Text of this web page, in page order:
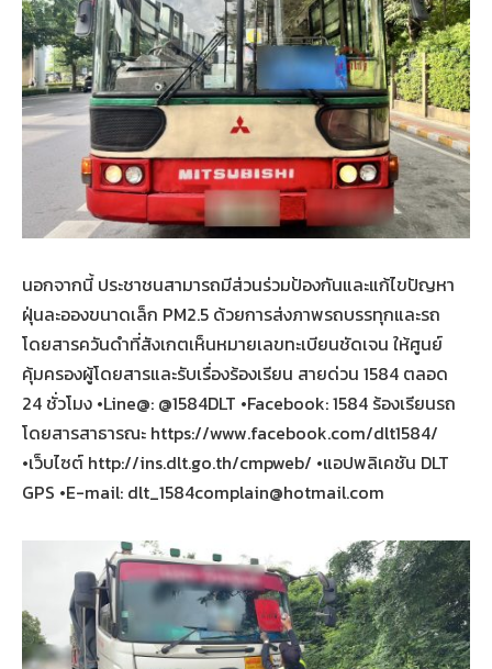
นอกจากนี้ ประชาชนสามารถมีส่วนร่วมป้องกันและแก้ไขปัญหา
ฝุ่นละอองขนาดเล็ก PM2.5 ด้วยการส่งภาพรถบรรทุกและรถ
โดยสารควันดำที่สังเกตเห็นหมายเลขทะเบียนชัดเจน ให้ศูนย์
คุ้มครองผู้โดยสารและรับเรื่องร้องเรียน สายด่วน 1584 ตลอด
24 ชั่วโมง •Line@: @1584DLT •Facebook: 1584 ร้องเรียนรถ
โดยสารสาธารณะ https://www.facebook.com/dlt1584/
•เว็บไซต์ http://ins.dlt.go.th/cmpweb/ •แอปพลิเคชัน DLT
GPS •E-mail: dlt_1584complain@hotmail.com